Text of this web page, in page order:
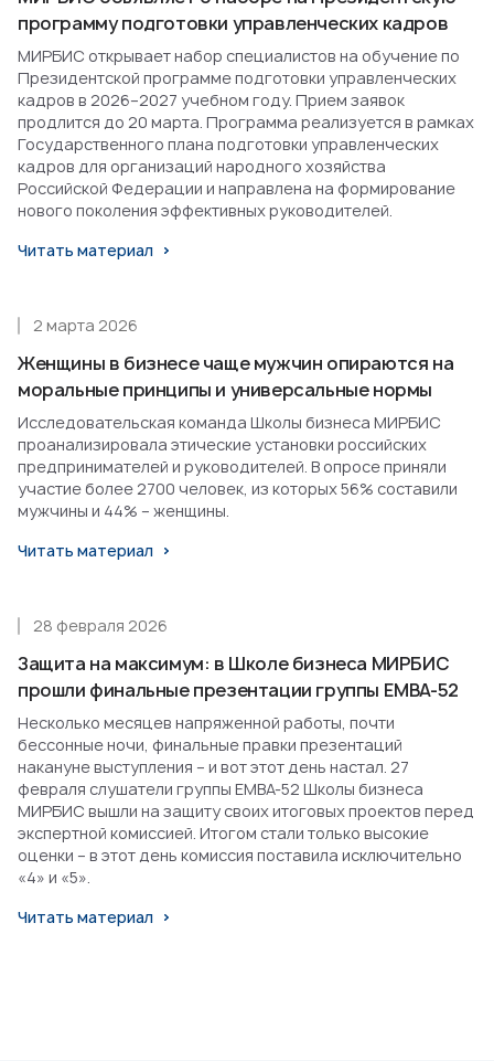
программу подготовки управленческих кадров
МИРБИС открывает набор специалистов на обучение по
Президентской программе подготовки управленческих
кадров в 2026–2027 учебном году. Прием заявок
продлится до 20 марта. Программа реализуется в рамках
Государственного плана подготовки управленческих
кадров для организаций народного хозяйства
Российской Федерации и направлена на формирование
нового поколения эффективных руководителей.
Читать материал
Женщины в бизнесе чаще мужчин опираются на
моральные принципы и универсальные нормы
2 марта 2026
Исследовательская команда Школы бизнеса МИРБИС
проанализировала этические установки российских
предпринимателей и руководителей. В опросе приняли
участие более 2700 человек, из которых 56% составили
мужчины и 44% – женщины.
Читать материал
Защита на максимум: в Школе бизнеса МИРБИС
прошли финальные презентации группы EMBA-52
28 февраля 2026
Несколько месяцев напряженной работы, почти
бессонные ночи, финальные правки презентаций
накануне выступления – и вот этот день настал. 27
февраля слушатели группы EMBA-52 Школы бизнеса
МИРБИС вышли на защиту своих итоговых проектов перед
экспертной комиссией. Итогом стали только высокие
оценки – в этот день комиссия поставила исключительно
«4» и «5».
Читать материал